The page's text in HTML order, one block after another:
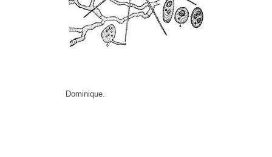
Dominique.